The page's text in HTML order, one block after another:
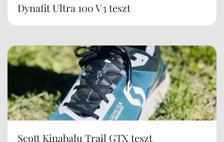
Dynafit Ultra 100 V3 teszt
Scott Kinabalu Trail GTX teszt